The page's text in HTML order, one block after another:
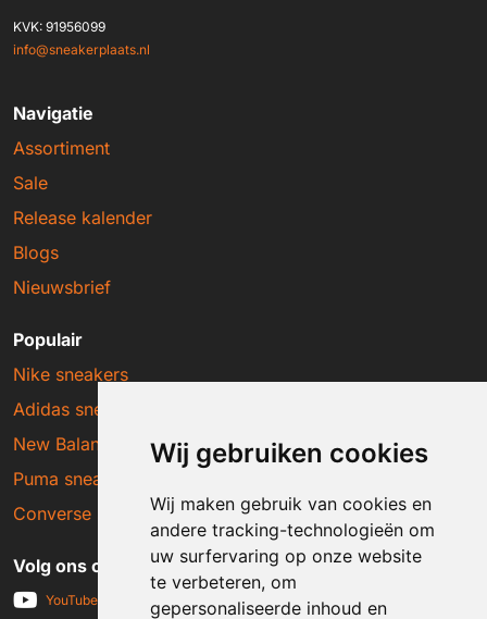
Wij gebruiken cookies
Wij maken gebruik van cookies en
andere tracking-technologieën om
uw surfervaring op onze website
te verbeteren, om
gepersonaliseerde inhoud en
KVK: 91956099
info@sneakerplaats.nl
Navigatie
Assortiment
Sale
Release kalender
Blogs
Nieuwsbrief
Populair
Nike sneakers
Adidas sneakers
New Balance sneakers
Puma sneakers
Converse sneakers
Volg ons op social media
YouTube